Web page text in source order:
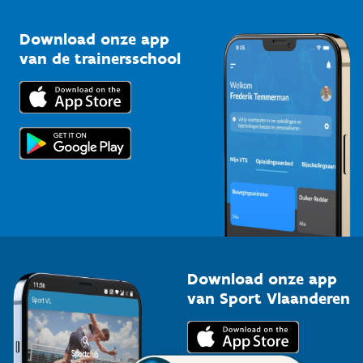
Bedrijven
Trainers en begeleiders
Topsporters
Kennisplatform
Downloads
Voor de pers
Download onze app
van de trainersschool
Download onze app
van Sport Vlaanderen